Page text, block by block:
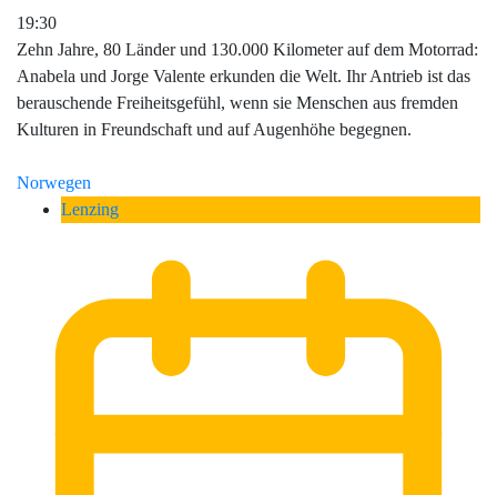
19:30
Zehn Jahre, 80 Länder und 130.000 Kilometer auf dem Motorrad:
Anabela und Jorge Valente erkunden die Welt. Ihr Antrieb ist das
berauschende Freiheitsgefühl, wenn sie Menschen aus fremden
Kulturen in Freundschaft und auf Augenhöhe begegnen.
Norwegen
Lenzing